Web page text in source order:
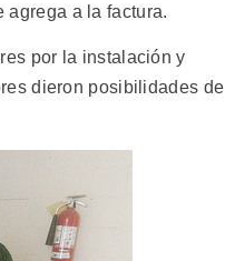
agrega a la factura.
por la instalación y
dieron posibilidades de